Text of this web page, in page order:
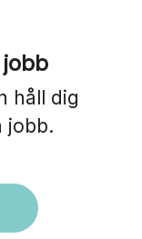
håll dig
jobb.